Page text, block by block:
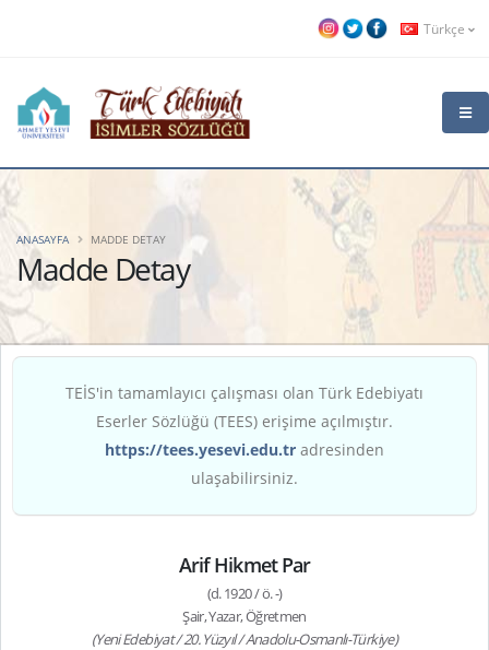
Türkçe
Madde Detay
ANASAYFA MADDE DETAY
TEİS'in tamamlayıcı çalışması olan Türk Edebiyatı
Eserler Sözlüğü (TEES) erişime açılmıştır.
https://tees.yesevi.edu.tr adresinden
ulaşabilirsiniz.
Arif Hikmet Par
(d. 1920 / ö. -)
Şair, Yazar, Öğretmen
(Yeni Edebiyat / 20. Yüzyıl / Anadolu-Osmanlı-Türkiye)